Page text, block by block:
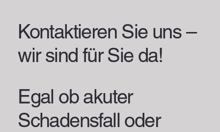
Kontaktieren Sie uns –
wir sind für Sie da!
Egal ob akuter
Schadensfall oder